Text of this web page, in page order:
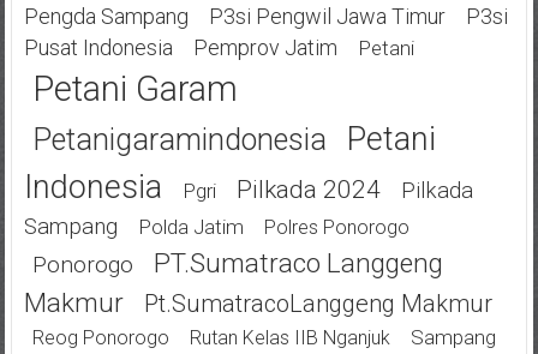
Pengda Sampang
P3si Pengwil Jawa Timur
P3si
Pusat Indonesia
Pemprov Jatim Petani
Petani Garam
Petanigaramindonesia
Petani
Indonesia
Pgri Pilkada 2024
Pilkada
Sampang
Polda Jatim Polres Ponorogo
Ponorogo
PT.Sumatraco Langgeng
Makmur
Pt.SumatracoLanggeng Makmur
Reog Ponorogo Rutan Kelas IIB Nganjuk
Sampang